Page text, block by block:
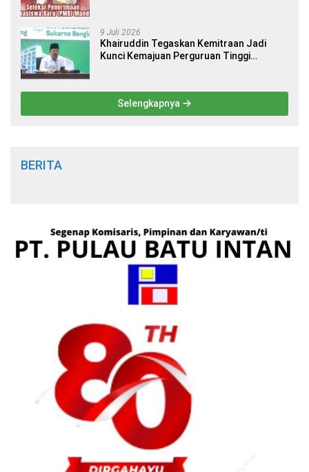
9 Juli 2026
Khairuddin Tegaskan Kemitraan Jadi
Kunci Kemajuan Perguruan Tinggi
Selengkapnya
BERITA